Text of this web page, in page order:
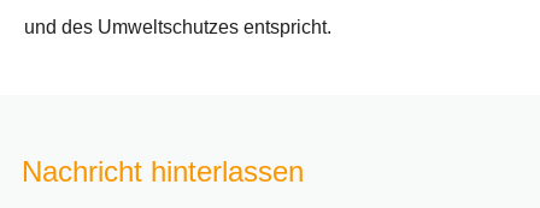
und des Umweltschutzes entspricht.
Nachricht hinterlassen